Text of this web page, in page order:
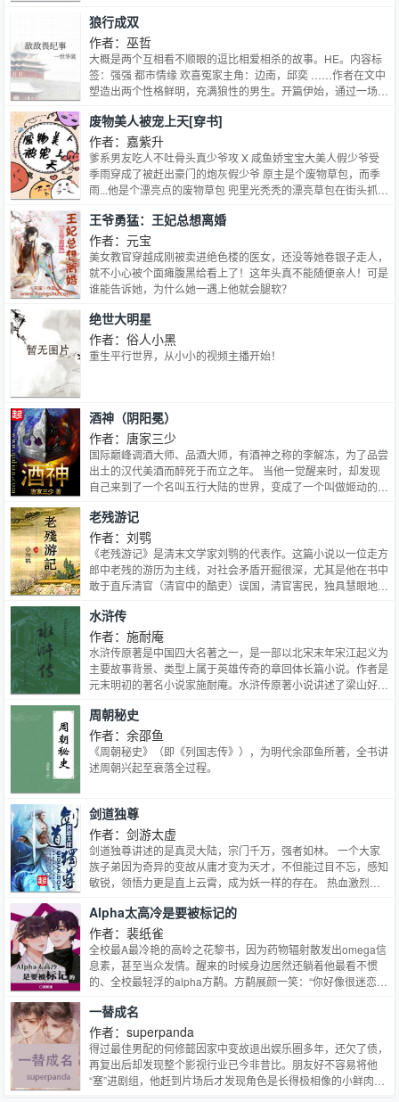
下，得柳树传道，为自救，走上一条改命之路。
狼行成双
作者：巫哲
大概是两个互相看不顺眼的逗比相爱相杀的故事。HE。内容标
签：强强 都市情缘 欢喜冤家主角：边南，邱奕 ……作者在文中
塑造出两个性格鲜明，充满狼性的男生。开篇伊始，通过一场斗
目光。随着情节推进，两人在不断的交锋和碰撞中生出微妙的默
契和情愫。此外，文中出场的配角也都充满亮点，纵观全文嬉笑
与温情并存，牵动人心。
废物美人被宠上天[穿书]
作者：嘉紫升
爹系男友吃人不吐骨头真少爷攻 X 咸鱼娇宝宝大美人假少爷受
季雨穿成了被赶出豪门的炮灰假少爷 原主是个废物草包，而季
雨...他是个漂亮点的废物草包 兜里光秃秃的漂亮草包在街头抓了
琴带上分都可以的！全都华而不实的那种，心虚jpg 结果后来对
方成了他爹粉，比他亲爹还过分的那种 大型国民综艺临时加
人，据说是蒋家掉包的狸猫，网上一蜂窝嘲讽节目组想红想疯了
官博官宣照片之后 ：其实爬个墙也不是不可以 后来直播现场，
卷毛猫眼的少年仿佛古堡里精致的小少爷，一手钢琴弹得飞起，
准时蹲守节目组直播，终于抓到废物美人的证据 料：小狸猫洗
个碗把碗摔粉碎 黑：玛丽苏出丑，废物实锤了，回去准得跳脚
当天晚上，添了麻烦的少年失落埋在自家助理怀里，男人半环住
少年，在发顶落下一个轻吻，抱着人上车时视线平静的扫了眼镜
要逃跑，被男人逮个正着 狸猫炸毛：我，我什么都没做。 吃人
不吐皮的大尾巴狼抱着人低笑：不需要你做什么，我来。…
王爷勇猛：王妃总想离婚
作者：元宝
美女教官穿越成刚被卖进绝色楼的医女，还没等她卷银子走人，
就不小心被个面瘫腹黑给看上了！这年头真不能随便亲人！可是
谁能告诉她，为什么她一遇上他就会腿软？
绝世大明星
作者：俗人小黑
重生平行世界，从小小的视频主播开始！
酒神（阴阳冕）
作者：唐家三少
国际巅峰调酒大师、品酒大师，有酒神之称的李解冻，为了品尝
出土的汉代美酒而醉死于而立之年。 当他一觉醒来时，却发现
自己来到了一个名叫五行大陆的世界，变成了一个叫做姬动的小
的十系魔技令人叹为观止。 每一名阴阳魔师都有一顶属于自己
的由本属性凝聚而成的阴阳冕。
老残游记
作者：刘鹗
《老残游记》是清末文学家刘鹗的代表作。这篇小说以一位走方
郎中老残的游历为主线，对社会矛盾开掘很深，尤其是他在书中
敢于直斥清官（清官中的酷吏）误国，清官害民，独具慧眼地指
提炼、生活哲学及艺术、女性审美和平等、人物心理及音乐景物
描写等多方面皆达到了极其高超的境界。
水浒传
作者：施耐庵
水浒传原著是中国四大名著之一，是一部以北宋末年宋江起义为
主要故事背景、类型上属于英雄传奇的章回体长篇小说。作者是
元末明初的著名小说家施耐庵。水浒传原著小说讲述了梁山好汉
消亡的宏大故事。
周朝秘史
作者：余邵鱼
《周朝秘史》（即《列国志传》），为明代余邵鱼所著，全书讲
述周朝兴起至衰落全过程。
剑道独尊
作者：剑游太虚
剑道独尊讲述的是真灵大陆，宗门千万，强者如林。 一个大家
族子弟因为奇异的变故从庸才变为天才，不但能过目不忘，感知
敏锐，领悟力更是直上云霄，成为妖一样的存在。 热血激烈的
海，上天入地。 一切皆在剑道独尊
Alpha太高冷是要被标记的
作者：裴纸雀
全校最A最冷艳的高岭之花黎书，因为药物辐射散发出omega信
息素，甚至当众发情。醒来的时候身边居然还躺着他最看不惯
的、全校最轻浮的alpha方鹬。方鹬展颜一笑：“你好像很迷恋我
打开了房门：“学长说清楚，找我是想要什么？”黎书眼尾湿润，
羞愤欲绝。但还是假装不在意地挺着腰。“给、给我闻闻你的信
息素。”…
一替成名
作者：superpanda
得过最佳男配的何修懿因家中变故退出娱乐圈多年，还欠了债，
再复出后却发现整个影视行业已今非昔比。朋友好不容易将他
“塞”进剧组，他赶到片场后才发现角色是长得极相像的小鲜肉的